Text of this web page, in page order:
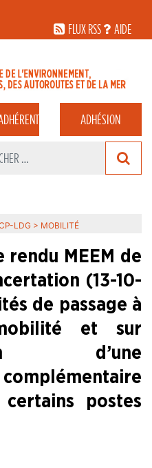
FLUX RSS
AIDE
ADHÉSION
LDG > MOBILITÉ
rendu MEEM de
(13-10-
de passage à
et sur
d’une
postes